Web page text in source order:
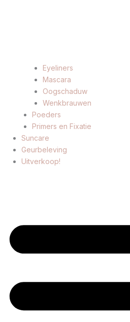
Eyeliners
Mascara
Oogschaduw
Wenkbrauwen
Poeders
Primers en Fixatie
Suncare
Geurbeleving
Uitverkoop!